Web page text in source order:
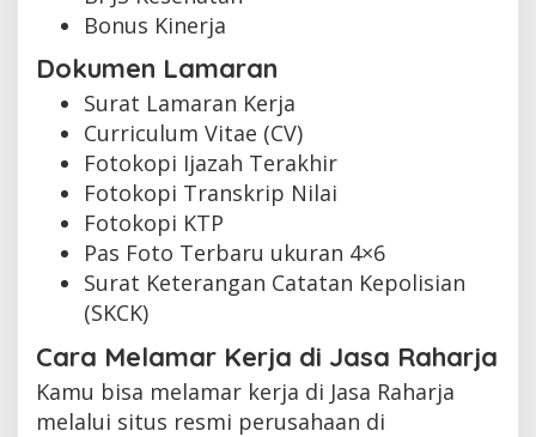
Bonus Kinerja
Dokumen Lamaran
Surat Lamaran Kerja
Curriculum Vitae (CV)
Fotokopi Ijazah Terakhir
Fotokopi Transkrip Nilai
Fotokopi KTP
Pas Foto Terbaru ukuran 4×6
Surat Keterangan Catatan Kepolisian
(SKCK)
Cara Melamar Kerja di Jasa Raharja
Kamu bisa melamar kerja di Jasa Raharja
melalui situs resmi perusahaan di